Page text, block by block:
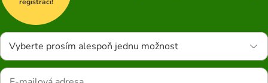
Vyberte prosím alespoň jednu možnost